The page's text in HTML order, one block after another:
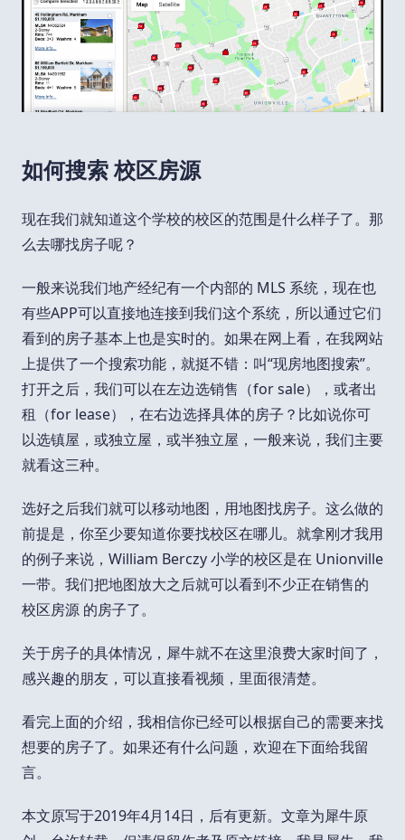
如何搜索 校区房源
现在我们就知道这个学校的校区的范围是什么样子了。那
么去哪找房子呢？
一般来说我们地产经纪有一个内部的 MLS 系统，现在也
有些APP可以直接地连接到我们这个系统，所以通过它们
看到的房子基本上也是实时的。如果在网上看，在我网站
上提供了一个搜索功能，就挺不错：叫“现房地图搜索”。
打开之后，我们可以在左边选销售（for sale），或者出
租（for lease），在右边选择具体的房子？比如说你可
以选镇屋，或独立屋，或半独立屋，一般来说，我们主要
就看这三种。
选好之后我们就可以移动地图，用地图找房子。这么做的
前提是，你至少要知道你要找校区在哪儿。就拿刚才我用
的例子来说，William Berczy 小学的校区是在 Unionville
一带。我们把地图放大之后就可以看到不少正在销售的
校区房源 的房子了。
关于房子的具体情况，犀牛就不在这里浪费大家时间了，
感兴趣的朋友，可以直接看视频，里面很清楚。
看完上面的介绍，我相信你已经可以根据自己的需要来找
想要的房子了。如果还有什么问题，欢迎在下面给我留
言。
本文原写于2019年4月14日，后有更新。文章为犀牛原